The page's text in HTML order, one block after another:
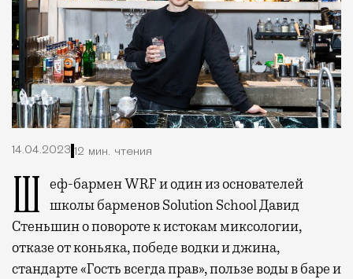
14.04.2023 12 мин. чтения
Шеф-бармен WRF и один из основателей школы барменов Solution School Давид
Стеньшин о повороте к истокам миксологии,
отказе от коньяка, победе водки и джина,
стандарте «Гость всегда прав», пользе воды в баре и